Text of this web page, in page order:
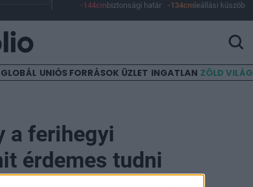
-144cm biztonsági határ -134cm leállási küszöb
GLOBÁL UNIÓS FORRÁSOK ÜZLET INGATLAN ZÖLD VILÁG
a ferihegyi
érdemes tudni